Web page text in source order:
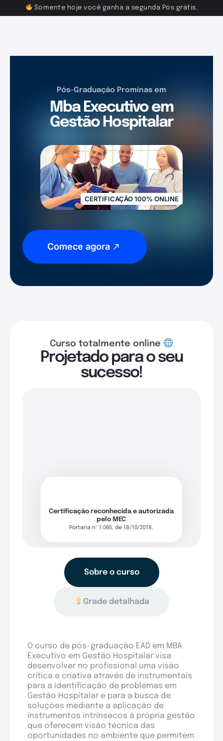
Somente hoje você ganha a segunda Pós grátis.
Pós-Graduação Prominas em
Mba Executivo em
Gestão Hospitalar
CERTIFICAÇÃO 100% ONLINE
Comece agora
Curso totalmente online
Projetado para o seu
sucesso!
Certificação reconhecida e autorizada
pelo MEC
Portaria nº 1.065, de 18/10/2018.
Sobre o curso
Grade detalhada
O curso de pós-graduação EAD em MBA
Executivo em Gestão Hospitalar visa
desenvolver no profissional uma visão
crítica e criativa através de instrumentais
para a identificação de problemas em
Gestão Hospitalar e para a busca de
soluções mediante a aplicação de
instrumentos intrínsecos à própria gestão
que oferecem visão técnica das
oportunidades no ambiente que permitem